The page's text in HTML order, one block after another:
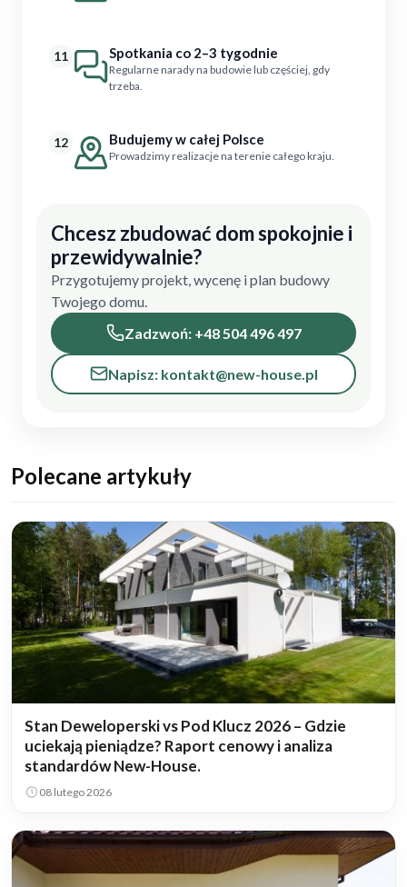
11 Spotkania co 2–3 tygodnie
Regularne narady na budowie lub częściej, gdy
trzeba.
12 Budujemy w całej Polsce
Prowadzimy realizacje na terenie całego kraju.
Chcesz zbudować dom spokojnie i
przewidywalnie?
Przygotujemy projekt, wycenę i plan budowy
Twojego domu.
Zadzwoń: +48 504 496 497
Napisz: kontakt@new-house.pl
Polecane artykuły
Stan Deweloperski vs Pod Klucz 2026 – Gdzie
uciekają pieniądze? Raport cenowy i analiza
standardów New-House.
08 lutego 2026